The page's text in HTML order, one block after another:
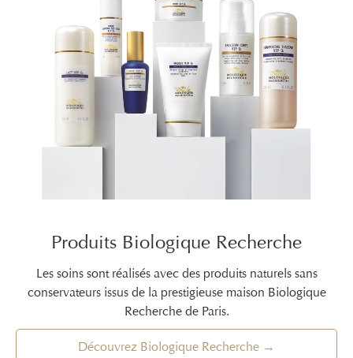
Produits Biologique Recherche
Les soins sont réalisés avec des produits naturels sans
conservateurs issus de la prestigieuse maison Biologique
Recherche de Paris.
Découvrez Biologique Recherche →